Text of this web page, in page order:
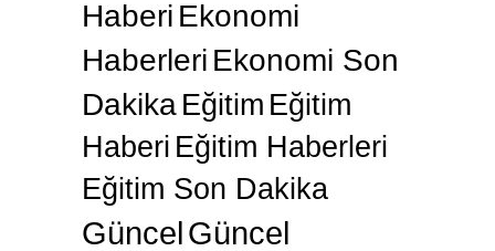
Haberi Ekonomi
Haberleri Ekonomi Son
Dakika Eğitim Eğitim
Haberi Eğitim Haberleri
Eğitim Son Dakika
GüncelGüncel